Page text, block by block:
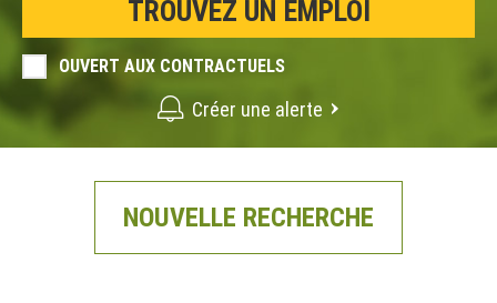
OUVERT AUX CONTRACTUELS
Créer une alerte
NOUVELLE RECHERCHE